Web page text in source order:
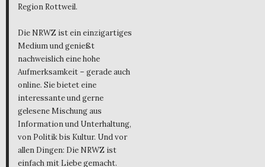
Region Rottweil.
Die NRWZ ist ein einzigartiges
Medium und genießt
nachweislich eine hohe
Aufmerksamkeit – gerade auch
online. Sie bietet eine
interessante und gerne
gelesene Mischung aus
Information und Unterhaltung,
von Politik bis Kultur. Und vor
allen Dingen: Die NRWZ ist
einfach mit Liebe gemacht.